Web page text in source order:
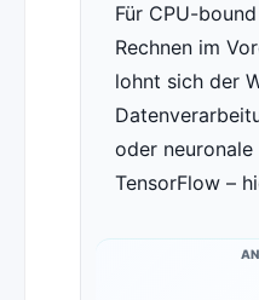
Für CPU-
Rechnen im
lohnt sich der
oder
TensorFlow –